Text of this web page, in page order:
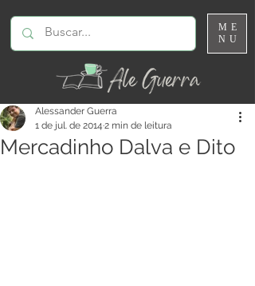
ME
NU
Mercadinho Dalva e Dito
Alessander Guerra
1 de jul. de 2014 2 min de leitura